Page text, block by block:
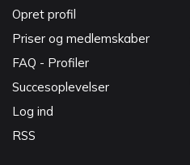
Opret profil
Priser og medlemskaber
FAQ - Profiler
Succesoplevelser
Log ind
RSS